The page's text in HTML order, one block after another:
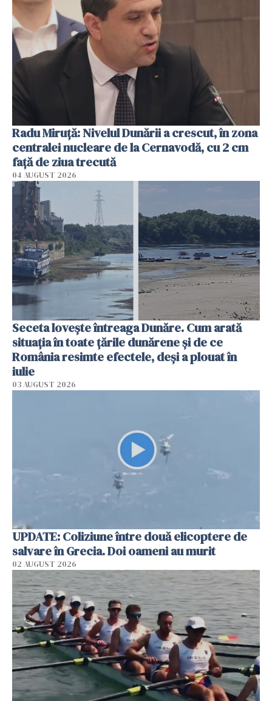
Radu Miruţă: Nivelul Dunării a crescut, în zona
centralei nucleare de la Cernavodă, cu 2 cm
faţă de ziua trecută
04 AUGUST 2026
Seceta lovește întreaga Dunăre. Cum arată
situația în toate țările dunărene și de ce
România resimte efectele, deși a plouat în
iulie
03 AUGUST 2026
UPDATE: Coliziune între două elicoptere de
salvare în Grecia. Doi oameni au murit
02 AUGUST 2026